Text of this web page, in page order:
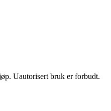
Uautorisert bruk er forbudt.